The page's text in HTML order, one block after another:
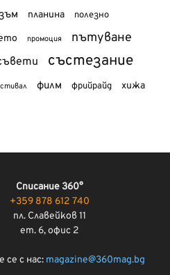
планина полезно
промоция пътуване
състезание
филм фрийрайд хижа
Списание 360°
+359 878 612 740
пл. Славейков 11
ет. 6, офис 2
с нас: magazine@360mag.bg